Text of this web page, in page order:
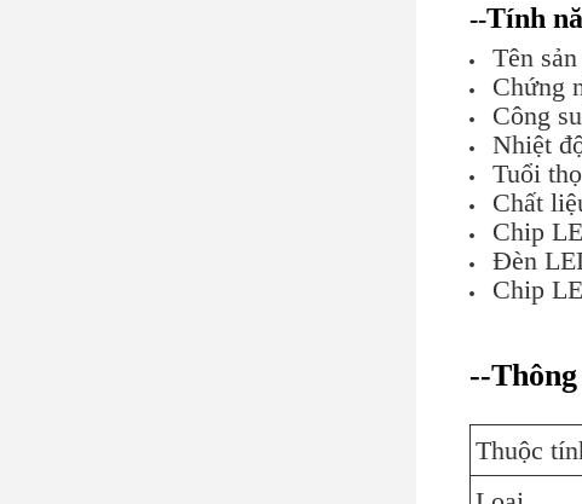
--Tính
Tên
Chứng
Công
Nhiệt
Tuổi
Chất
Chip
Đèn
Chip
--
Thuộc